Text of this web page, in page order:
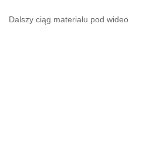
Dalszy ciąg materiału pod wideo